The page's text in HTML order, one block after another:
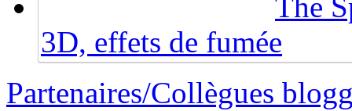
The
3D, effets de fumée
Partenaires/Collègues